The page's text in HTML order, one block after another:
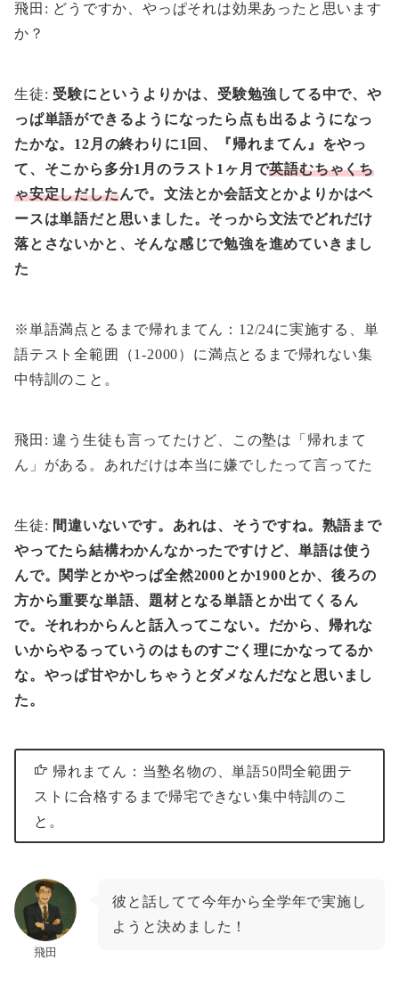
飛田: どうですか、やっぱそれは効果あったと思います
か？
生徒: 受験にというよりかは、受験勉強してる中で、や
っぱ単語ができるようになったら点も出るようになっ
たかな。12月の終わりに1回、『帰れまてん』をやっ
て、そこから多分1月のラスト1ヶ月で英語むちゃくち
ゃ安定しだしたんで。文法とか会話文とかよりかはベ
ースは単語だと思いました。そっから文法でどれだけ
落とさないかと、そんな感じで勉強を進めていきまし
た
※単語満点とるまで帰れまてん：12/24に実施する、単
語テスト全範囲（1-2000）に満点とるまで帰れない集
中特訓のこと。
飛田: 違う生徒も言ってたけど、この塾は「帰れまて
ん」がある。あれだけは本当に嫌でしたって言ってた
生徒: 間違いないです。あれは、そうですね。熟語まで
やってたら結構わかんなかったですけど、単語は使う
んで。関学とかやっぱ全然2000とか1900とか、後ろの
方から重要な単語、題材となる単語とか出てくるん
で。それわからんと話入ってこない。だから、帰れな
いからやるっていうのはものすごく理にかなってるか
な。やっぱ甘やかしちゃうとダメなんだなと思いまし
た。
帰れまてん：当塾名物の、単語50問全範囲テ
ストに合格するまで帰宅できない集中特訓のこ
と。
飛田
彼と話してて今年から全学年で実施し
ようと決めました！